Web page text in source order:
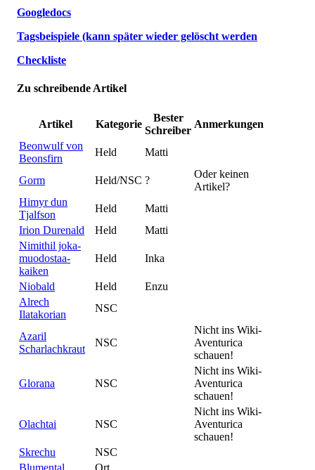
Googledocs
Tagsbeispiele (kann später wieder gelöscht werden
Checkliste
Zu schreibende Artikel
Artikel Kategorie
Bester
Schreiber
Anmerkungen
Beonwulf von
Beonsfirn
Held Matti
Gorm Held/NSC ?
Oder keinen
Artikel?
Himyr dun
Tjalfson
Held
Matti
Irion Durenald
Held
Matti
Nimithil joka-
muodostaa-
kaiken
Held Inka
Niobald Held
Enzu
Alrech
Ilatakorian
NSC
Azaril
Scharlachkraut
NSC
Nicht ins Wiki-
Aventurica
schauen!
Glorana NSC
Nicht ins Wiki-
Aventurica
schauen!
Olachtai NSC
Nicht ins Wiki-
Aventurica
schauen!
Skrechu
NSC